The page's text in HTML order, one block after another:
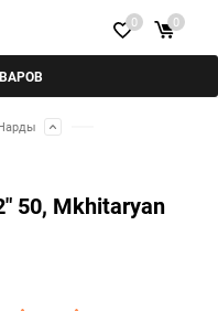
0 0
50, Mkhitaryan